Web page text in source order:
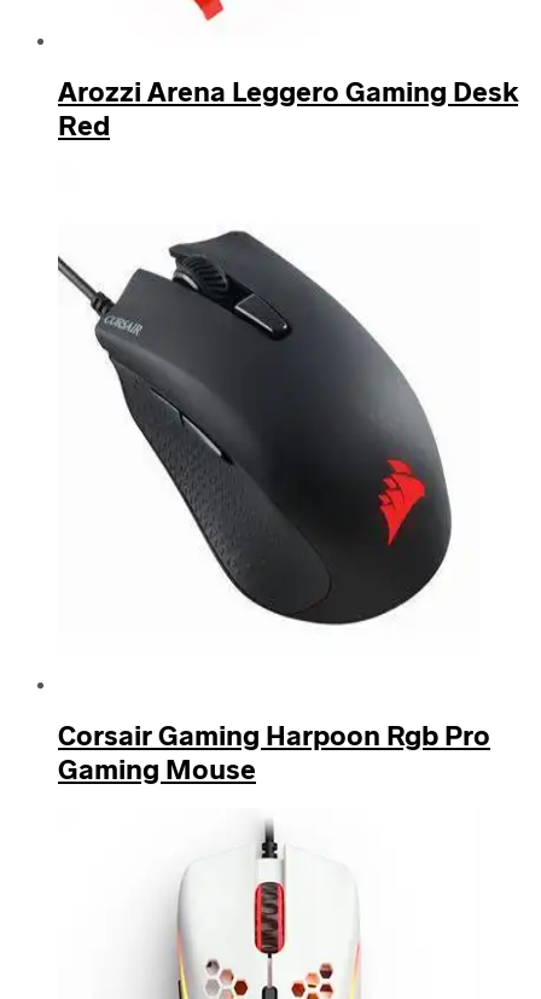
Arozzi Arena Leggero Gaming Desk
Red
Corsair Gaming Harpoon Rgb Pro
Gaming Mouse